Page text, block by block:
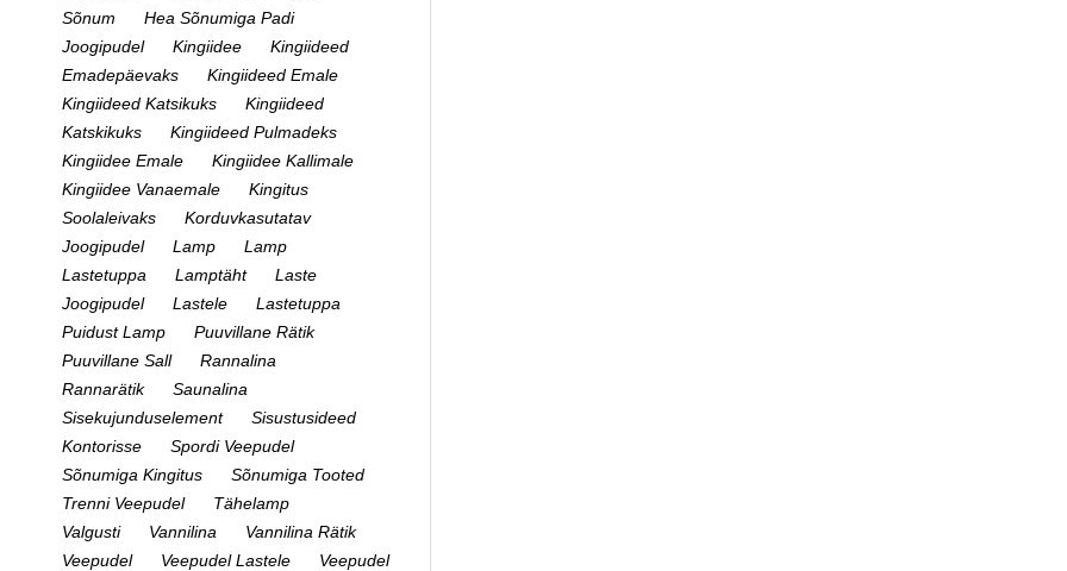
Sõnum
Hea Sõnumiga Padi
Joogipudel
Kingiidee
Kingiideed
Emadepäevaks
Kingiideed Emale
Kingiideed Katsikuks
Kingiideed
Katskikuks
Kingiideed Pulmadeks
Kingiidee Emale
Kingiidee Kallimale
Kingiidee Vanaemale
Kingitus
Soolaleivaks
Korduvkasutatav
Joogipudel
Lamp
Lamp
Lastetuppa
Lamptäht
Laste
Joogipudel
Lastele
Lastetuppa
Puidust Lamp
Puuvillane Rätik
Puuvillane Sall
Rannalina
Rannarätik
Saunalina
Sisekujunduselement
Sisustusideed
Kontorisse
Spordi Veepudel
Sõnumiga Kingitus
Sõnumiga Tooted
Trenni Veepudel
Tähelamp
Valgusti
Vannilina
Vannilina Rätik
Veepudel
Veepudel Lastele
Veepudel